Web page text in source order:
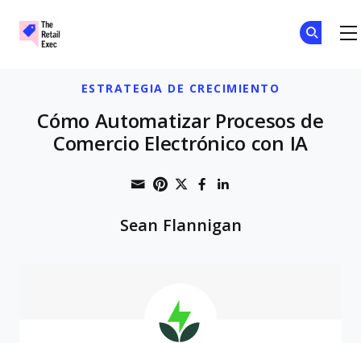
ESTRATEGIA DE CRECIMIENTO
Cómo Automatizar Procesos de
Comercio Electrónico con IA
Share through Email
Print this page
Share on Pinterest
Share on Twitter
Share on
Sean Flannigan